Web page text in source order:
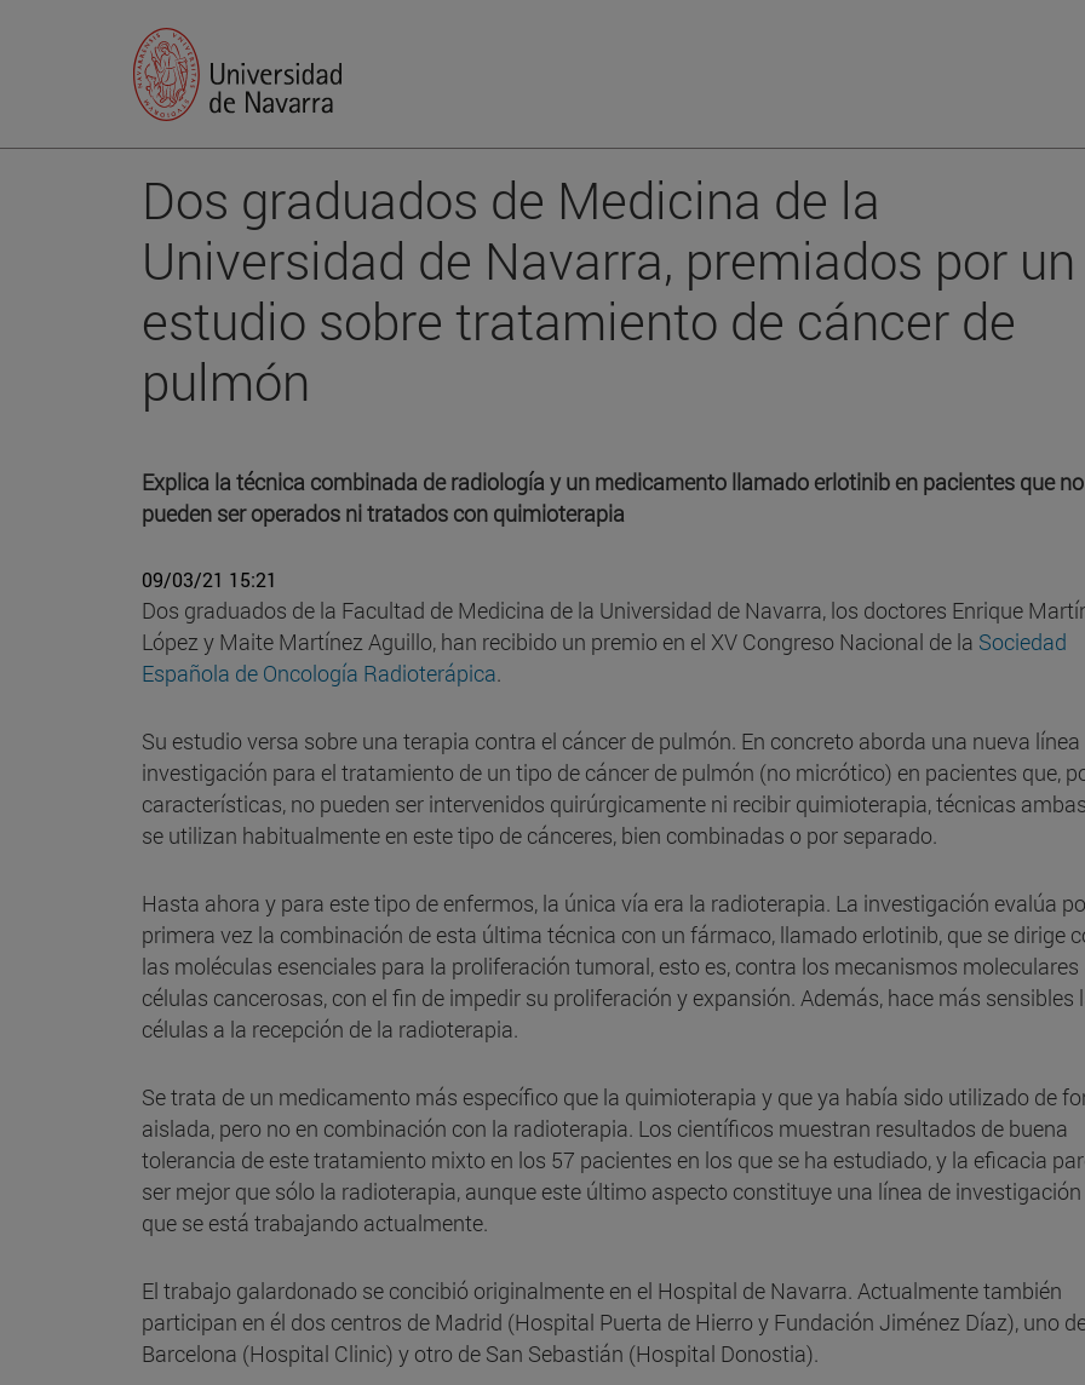
Dos graduados de Medicina de la
Universidad de Navarra, premiados por un
estudio sobre tratamiento de cáncer de
pulmón
Explica la técnica combinada de radiología y un medicamento llamado erlotinib en pacientes que no
pueden ser operados ni tratados con quimioterapia
09/03/21 15:21
Dos graduados de la Facultad de Medicina de la Universidad de Navarra, los doctores Enrique
López y Maite Martínez Aguillo, han recibido un premio en el XV Congreso Nacional de la Sociedad
Española de Oncología Radioterápica.
Su estudio versa sobre una terapia contra el cáncer de pulmón. En concreto aborda una nueva línea
investigación para el tratamiento de un tipo de cáncer de pulmón (no micrótico) en pacientes que,
características, no pueden ser intervenidos quirúrgicamente ni recibir quimioterapia, técnicas
se utilizan habitualmente en este tipo de cánceres, bien combinadas o por separado.
Hasta ahora y para este tipo de enfermos, la única vía era la radioterapia. La investigación evalúa
primera vez la combinación de esta última técnica con un fármaco, llamado erlotinib, que se dirige
las moléculas esenciales para la proliferación tumoral, esto es, contra los mecanismos moleculares
células cancerosas, con el fin de impedir su proliferación y expansión. Además, hace más sensibles
células a la recepción de la radioterapia.
Se trata de un medicamento más específico que la quimioterapia y que ya había sido utilizado de
aislada, pero no en combinación con la radioterapia. Los científicos muestran resultados de buena
tolerancia de este tratamiento mixto en los 57 pacientes en los que se ha estudiado, y la eficacia
ser mejor que sólo la radioterapia, aunque este último aspecto constituye una línea de
que se está trabajando actualmente.
El trabajo galardonado se concibió originalmente en el Hospital de Navarra. Actualmente también
participan en él dos centros de Madrid (Hospital Puerta de Hierro y Fundación Jiménez Díaz), uno
Barcelona (Hospital Clinic) y otro de San Sebastián (Hospital Donostia).